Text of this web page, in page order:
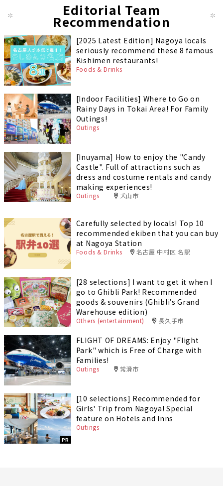
Editorial Team
Recommendation
[2025 Latest Edition] Nagoya locals
seriously recommend these 8 famous
Kishimen restaurants!
Foods & Drinks
[Indoor Facilities] Where to Go on
Rainy Days in Tokai Area! For Family
Outings!
Outings
[Inuyama] How to enjoy the "Candy
Castle". Full of attractions such as
dress and costume rentals and candy
making experiences!
Outings 犬山市
Carefully selected by locals! Top 10
recommended ekiben that you can buy
at Nagoya Station
Foods & Drinks 名古屋 中村区 名駅
[28 selections] I want to get it when I
go to Ghibli Park! Recommended
goods & souvenirs (Ghibli’s Grand
Warehouse edition)
Others (entertainment) 長久手市
FLIGHT OF DREAMS: Enjoy "Flight
Park" which is Free of Charge with
Families!
Outings 常滑市
PR
[10 selections] Recommended for
Girls' Trip from Nagoya! Special
feature on Hotels and Inns
Outings